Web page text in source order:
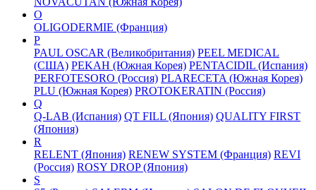
O
OLIGODERMIE (Франция)
P
PAUL OSCAR (Великобритания) PEEL MEDICAL
(США) PEKAH (Южная Корея) PENTACIDIL (Испания)
PERFOTESORO (Россия) PLARECETA (Южная Корея)
PLU (Южная Корея) PROTOKERATIN (Россия)
Q
Q-LAB (Испания) QT FILL (Япония) QUALITY FIRST
(Япония)
R
RELENT (Япония) RENEW SYSTEM (Франция) REVI
(Россия) ROSY DROP (Япония)
S